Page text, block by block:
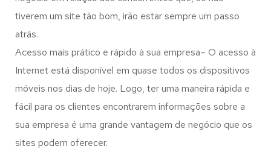
tiverem um site tão bom, irão estar sempre um passo
atrás.
Acesso mais prático e rápido à sua empresa– O acesso à
Internet está disponível em quase todos os dispositivos
móveis nos dias de hoje. Logo, ter uma maneira rápida e
fácil para os clientes encontrarem informações sobre a
sua empresa é uma grande vantagem de negócio que os
sites podem oferecer.